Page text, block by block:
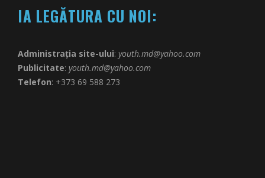
IA LEGĂTURA CU NOI:
Administrația site-ului: youth.md@yahoo.com
Publicitate: youth.md@yahoo.com
Telefon: +373 69 588 273